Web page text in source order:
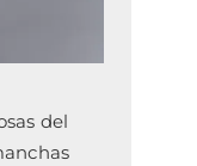
del